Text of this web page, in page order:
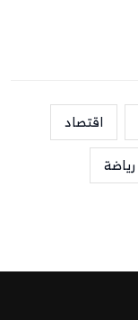
اقتصاد
رياضة